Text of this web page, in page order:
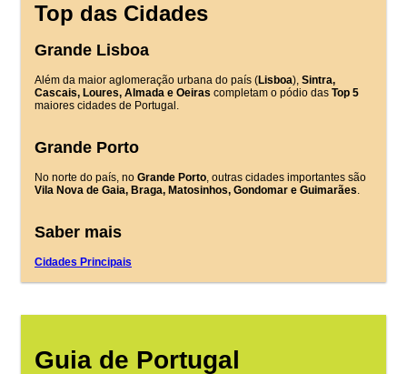
Top das Cidades
Grande Lisboa
Além da maior aglomeração urbana do país (Lisboa), Sintra,
Cascais, Loures, Almada e Oeiras completam o pódio das Top 5
maiores cidades de Portugal.
Grande Porto
No norte do país, no Grande Porto, outras cidades importantes são
Vila Nova de Gaia, Braga, Matosinhos, Gondomar e Guimarães.
Saber mais
Cidades Principais
Guia de Portugal